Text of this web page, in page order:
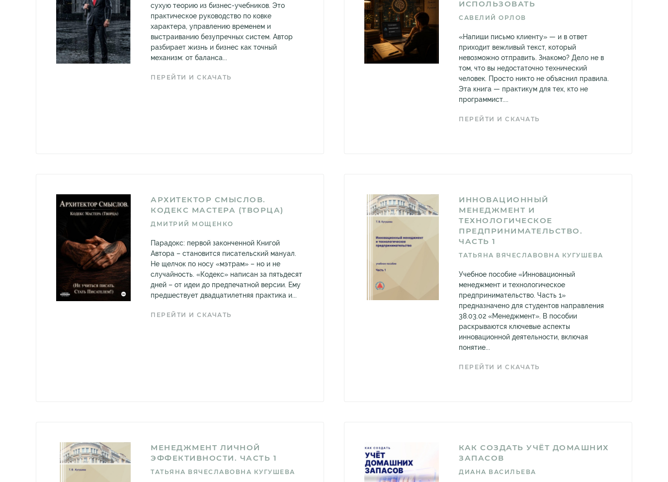
сухую теорию из бизнес-учебников. Это
практическое руководство по ковке
характера, управлению временем и
выстраиванию безупречных систем. Автор
разбирает жизнь и бизнес как точный
механизм: от баланса...
ПЕРЕЙТИ И СКАЧАТЬ
ИСПОЛЬЗОВАТЬ
САВЕЛИЙ ОРЛОВ
«Напиши письмо клиенту» — и в ответ
приходит вежливый текст, который
невозможно отправить. Знакомо? Дело не в
том, что вы недостаточно технический
человек. Просто никто не объяснил правила.
Эта книга — практикум для тех, кто не
программист....
ПЕРЕЙТИ И СКАЧАТЬ
АРХИТЕКТОР СМЫСЛОВ.
КОДЕКС МАСТЕРА (ТВОРЦА)
ДМИТРИЙ МОЩЕНКО
Парадокс: первой законченной Книгой
Автора – становится писательский мануал.
Не щелчок по носу «мэтрам» – но и не
случайность. «Кодекс» написан за пятьдесят
дней – от идеи до предпечатной версии. Ему
предшествует двадцатилетняя практика и...
ПЕРЕЙТИ И СКАЧАТЬ
ИННОВАЦИОННЫЙ
МЕНЕДЖМЕНТ И
ТЕХНОЛОГИЧЕСКОЕ
ПРЕДПРИНИМАТЕЛЬСТВО.
ЧАСТЬ 1
ТАТЬЯНА ВЯЧЕСЛАВОВНА КУГУШЕВА
Учебное пособие «Инновационный
менеджмент и технологическое
предпринимательство. Часть 1»
предназначено для студентов направления
38.03.02 «Менеджмент». В пособии
раскрываются ключевые аспекты
инновационной деятельности, включая
понятие...
ПЕРЕЙТИ И СКАЧАТЬ
МЕНЕДЖМЕНТ ЛИЧНОЙ
ЭФФЕКТИВНОСТИ. ЧАСТЬ 1
ТАТЬЯНА ВЯЧЕСЛАВОВНА КУГУШЕВА
КАК СОЗДАТЬ УЧЁТ ДОМАШНИХ
ЗАПАСОВ
ДИАНА ВАСИЛЬЕВА